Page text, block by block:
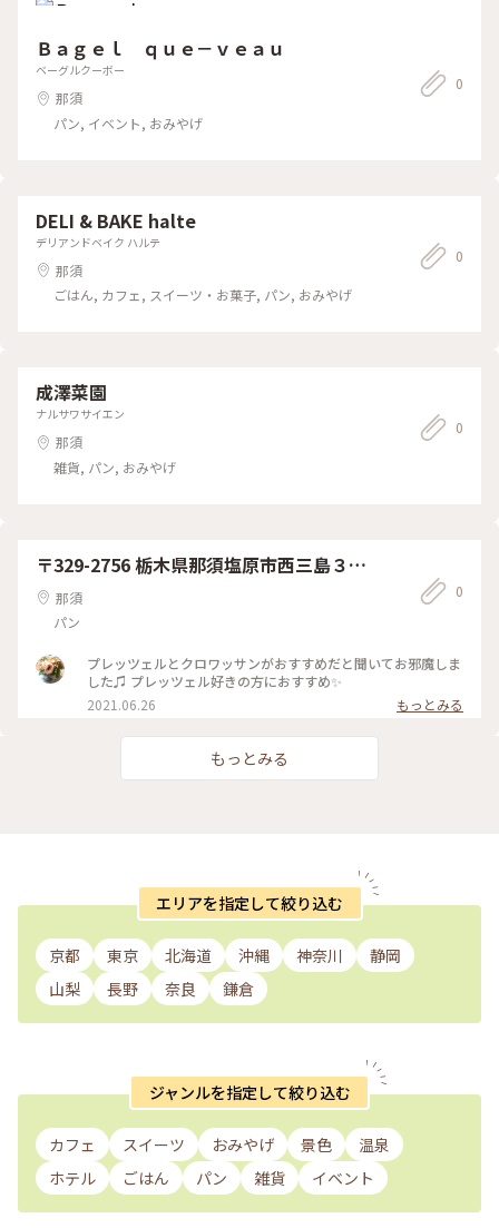
Ｂａｇｅｌ ｑｕｅ－ｖｅａｕ
ベーグルクーボー
那須
パン, イベント, おみやげ
0
DELI & BAKE halte
デリアンドベイク ハルテ
那須
ごはん, カフェ, スイーツ・お菓子, パン, おみやげ
0
成澤菜園
ナルサワサイエン
那須
雑貨, パン, おみやげ
0
〒329-2756 栃木県那須塩原市西三島３丁
目１８３−２７６
那須
パン
0
プレッツェルとクロワッサンがおすすめだと聞いてお邪魔しま
した♫ プレッツェル好きの方におすすめ✨
2021.06.26
もっとみる
もっとみる
エリアを指定して絞り込む
京都 東京 北海道 沖縄 神奈川
静岡
山梨
長野 奈良 鎌倉
ジャンルを指定して絞り込む
カフェ スイーツ おみやげ 景色
温泉
ホテル
ごはん パン 雑貨 イベント